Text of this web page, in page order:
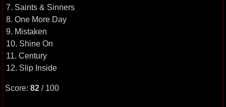
7. Saints & Sinners
8. One More Day
9. Mistaken
10. Shine On
11. Century
12. Slip Inside
Score: 82 / 100